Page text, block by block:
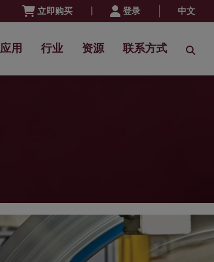
立即购买 登录 中文
应用 行业 资源 联系方式